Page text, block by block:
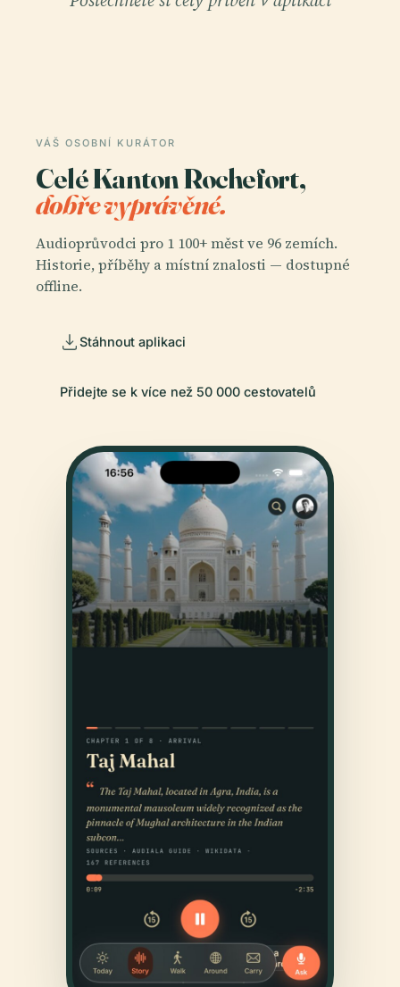
VÁŠ OSOBNÍ KURÁTOR
Celé Kanton Rochefort,
dobře vyprávěné.
Audioprůvodci pro 1 100+ měst ve 96 zemích.
Historie, příběhy a místní znalosti — dostupné
offline.
Stáhnout aplikaci
Přidejte se k více než 50 000 cestovatelů